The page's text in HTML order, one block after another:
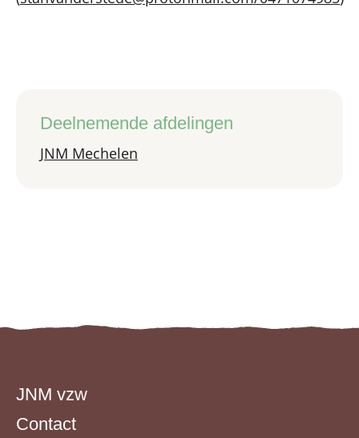
Deelnemende afdelingen
JNM Mechelen
JNM vzw
Contact